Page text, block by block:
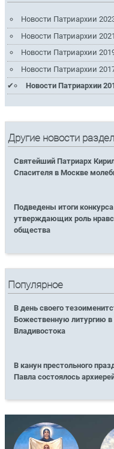
Новости Патриархии
Новости Патриархии 2021
Новости Патриархии
Новости Патриархии
Новости Патриархии
Другие новости
Святейший Патриарх
Спасителя в Москве
Подведены итоги
утверждающих роль
общества
Популярное
В день своего
Божественную литургию
Владивостока
В канун престольного
Павла состоялось